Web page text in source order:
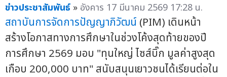
ข่าวประชาสัมพันธ์ » อังคาร 17 มีนาคม 2569 17:28 น.
สถาบันการจัดการปัญญาภิวัฒน์ (PIM) เดินหน้า
สร้างโอกาสทางการศึกษาในช่วงโค้งสุดท้ายของปี
การศึกษา 2569 มอบ "ทุนใหญ่ ไซส์บิ๊ก มูลค่าสูงสุด
เกือบ 200,000 บาท" สนับสนุนเยาวชนได้เรียนต่อใน